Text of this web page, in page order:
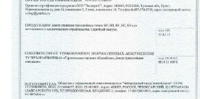
СТРОИТЕЛЬСТВА. УЖЕ БОЛЕЕ ДВУХ
ДЕСЯТИЛЕТИЙ МЫ СТРОИМ ДОМА,
НАДЁЖНОСТИ, КОМФОРТА И УЮТА,
ДЛЯ КЛИЕНТОВ ПО ВСЕЙ РОССИИ.
НАШ ОСНОВНОЙ СТРОИТЕЛЬНЫЙ
МАТЕРИАЛ — МНОГОСЛОЙНЫЕ